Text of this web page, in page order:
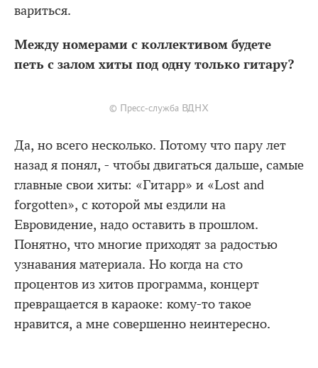
вариться.
Между номерами с коллективом будете
петь с залом хиты под одну только гитару?
© Пресс-служба ВДНХ
Да, но всего несколько. Потому что пару лет
назад я понял, - чтобы двигаться дальше, самые
главные свои хиты: «Гитарр» и «Lost and
forgotten», с которой мы ездили на
Евровидение, надо оставить в прошлом.
Понятно, что многие приходят за радостью
узнавания материала. Но когда на сто
процентов из хитов программа, концерт
превращается в караоке: кому-то такое
нравится, а мне совершенно неинтересно.